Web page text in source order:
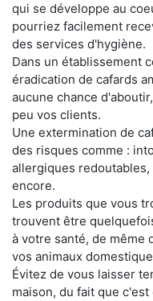
qui se développe au
pourriez facilement
des services d'hygiène.
Dans un établissement
éradication de cafards
aucune chance
peu vos clients.
Une extermination de
des risques comme :
allergiques
encore.
Les produits que vous
trouvent être
à votre santé, de même
vos animaux
Évitez de vous laisser
maison, du fait que